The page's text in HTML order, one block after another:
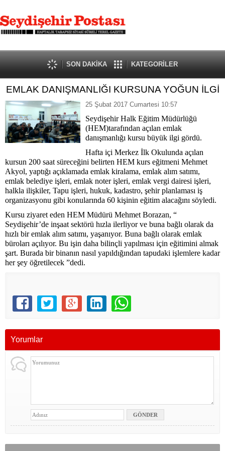
SON DAKİKA KATEGORİLER
EMLAK DANIŞMANLIĞI KURSUNA YOĞUN İLGİ
25 Şubat 2017 Cumartesi 10:57
Seydişehir Halk Eğitim Müdürlüğü
(HEM)tarafından açılan emlak
danışmanlığı kursu büyük ilgi gördü.
Hafta içi Merkez İlk Okulunda açılan
kursun 200 saat süreceğini belirten HEM kurs eğitmeni Mehmet
Akyol, yaptığı açıklamada emlak kiralama, emlak alım satımı,
emlak belediye işleri, emlak noter işleri, emlak vergi dairesi işleri,
halkla ilişkiler, Tapu işleri, hukuk, kadastro, şehir planlaması iş
organizasyonu gibi konularında 60 kişinin eğitim alacağını söyledi.
Kursu ziyaret eden HEM Müdürü Mehmet Borazan, “
Seydişehir’de inşaat sektörü hızla ilerliyor ve buna bağlı olarak da
hızlı bir emlak alım satımı, yaşanıyor. Buna bağlı olarak emlak
büroları açılıyor. Bu işin daha bilinçli yapılması için eğitimini almak
şart. Burada bir binanın nasıl yapıldığından tapudaki işlemlere kadar
her şey öğretilecek ”dedi.
Yorumlar